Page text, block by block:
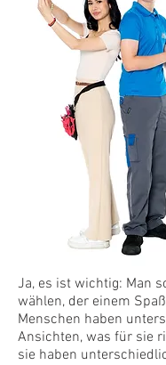
Ja, es ist wichtig: Man
wählen, der einem
Menschen haben
Ansichten, was für sie
sie haben